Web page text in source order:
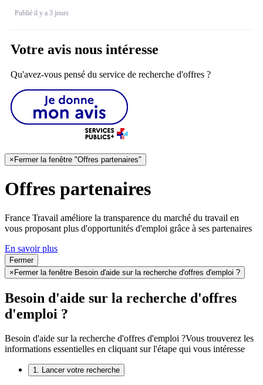
Publié il y a 3 jours
Votre avis nous intéresse
Qu'avez-vous pensé du service de recherche d'offres ?
× Fermer la fenêtre "Offres partenaires"
Offres partenaires
France Travail améliore la transparence du marché du travail en
vous proposant plus d'opportunités d'emploi grâce à ses partenaires
En savoir plus
Fermer
×Fermer la fenêtre Besoin d'aide sur la recherche d'offres d'emploi ?
Besoin d'aide sur la recherche d'offres
d'emploi ?
Besoin d'aide sur la recherche d'offres d'emploi ?Vous trouverez les
informations essentielles en cliquant sur l'étape qui vous intéresse
1. Lancer votre recherche